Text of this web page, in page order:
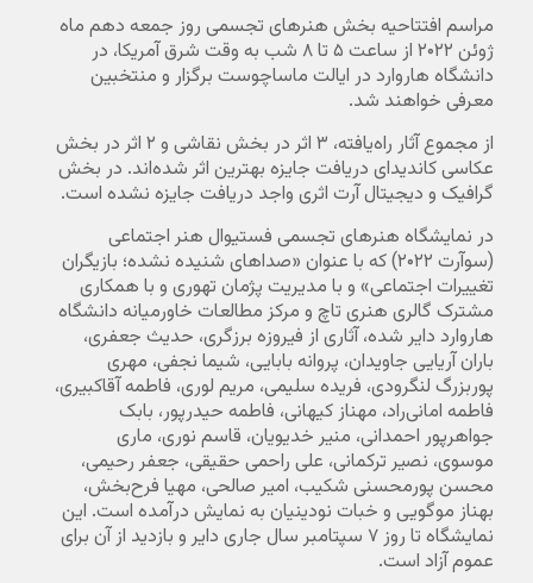
مراسم افتتاحیه بخش هنرهای تجسمی روز جمعه دهم ماه
ژوئن ۲۰۲۲ از ساعت ۵ تا ۸ شب به وقت شرق آمریکا، در
دانشگاه هاروارد در ایالت ماساچوست برگزار و منتخبین
معرفی خواهند شد.
از مجموع آثار راه‌یافته، ۳ اثر در بخش نقاشی و ۲ اثر در بخش
عکاسی کاندیدای دریافت جایزه بهترین اثر شده‌اند. در بخش
گرافیک و دیجیتال آرت اثری واجد دریافت جایزه نشده است.
در نمایشگاه هنرهای تجسمی فستیوال هنر اجتماعی
(سوآرت ۲۰۲۲) که با عنوان «صداهای شنیده نشده؛ بازیگران
تغییرات اجتماعی» و با مدیریت پژمان تهوری و با همکاری
مشترک گالری هنری تاچ و مرکز مطالعات خاورمیانه دانشگاه
هاروارد دایر شده، آثاری از فیروزه برزگری، حدیث جعفری،
باران آریایی جاویدان، پروانه بابایی، شیما نجفی، مهری
پوربزرگ لنگرودی، فریده سلیمی، مریم لوری، فاطمه آقاکبیری،
فاطمه امانی‌راد، مهناز کیهانی، فاطمه حیدرپور، بابک
جواهرپور احمدانی، منیر خدیویان، قاسم نوری، ماری
موسوی، نصیر ترکمانی، علی راحمی حقیقی، جعفر رحیمی،
محسن پورمحسنی شکیب، امیر صالحی، مهیا فرح‌بخش،
بهناز موگویی و خبات نودینیان به نمایش در‌آمده است. این
نمایشگاه تا روز ۷ سپتامبر سال جاری دایر و بازدید از آن برای
عموم آزاد است.